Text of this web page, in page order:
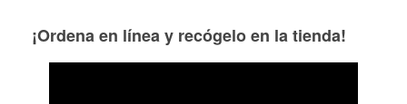
¡Ordena en línea y recógelo en la tienda!